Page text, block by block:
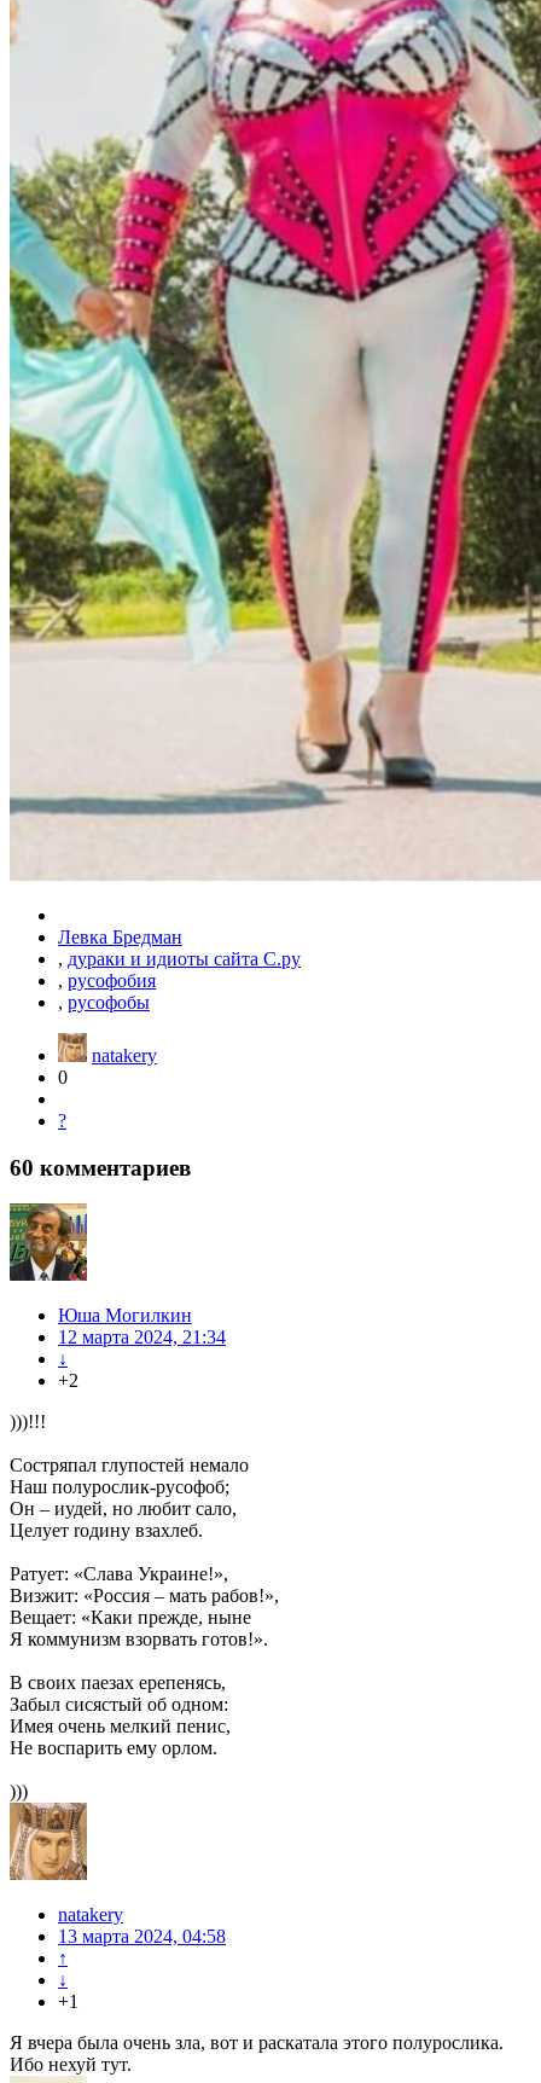
Левка Бредман
, дураки и идиоты сайта С.ру
, русофобия
, русофобы
natakery
0
?
60 комментариев
Юша Могилкин
12 марта 2024, 21:34
↓
+2
)))!!!
Состряпал глупостей немало
Наш полурослик-русофоб;
Он – иудей, но любит сало,
Целует rодину взахлеб.
Ратует: «Слава Украине!»,
Визжит: «Россия – мать рабов!»,
Вещает: «Каки прежде, ныне
Я коммунизм взорвать готов!».
В своих паезах ерепенясь,
Забыл сисястый об одном:
Имея очень мелкий пенис,
Не воспарить ему орлом.
)))
natakery
13 марта 2024, 04:58
↑
↓
+1
Я вчера была очень зла, вот и раскатала этого полурослика.
Ибо нехуй тут.